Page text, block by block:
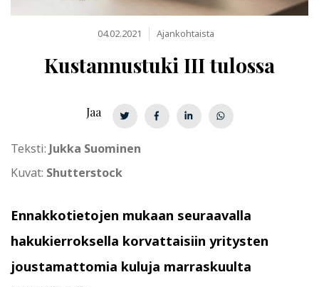
04.02.2021 Ajankohtaista
Kustannustuki III tulossa
Teksti: Jukka Suominen
Kuvat: Shutterstock
Ennakkotietojen mukaan seuraavalla
hakukierroksella korvattaisiin yritysten
joustamattomia kuluja marraskuulta
Jaa